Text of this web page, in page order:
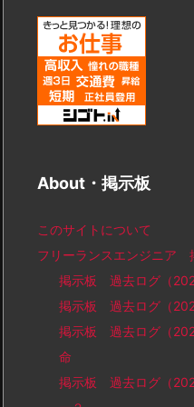
About・掲示板
このサイトについて
フリーランスエンジニア
掲示板 過去ログ（
掲示板 過去ログ（
掲示板 過去ログ（
命
掲示板 過去ログ（